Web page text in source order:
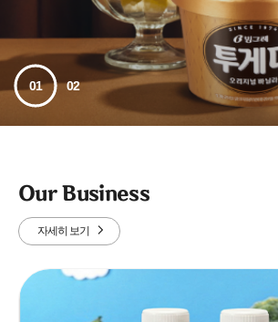
01 02
Our Business
자세히 보기